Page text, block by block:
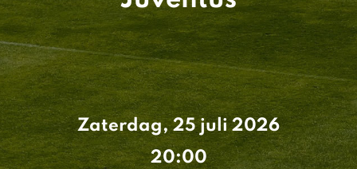
Zaterdag, 25 juli 2026
20:00